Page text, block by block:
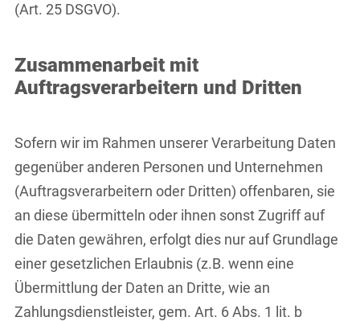
(Art. 25 DSGVO).
Zusammenarbeit mit
Auftragsverarbeitern und Dritten
Sofern wir im Rahmen unserer Verarbeitung Daten
gegenüber anderen Personen und Unternehmen
(Auftragsverarbeitern oder Dritten) offenbaren, sie
an diese übermitteln oder ihnen sonst Zugriff auf
die Daten gewähren, erfolgt dies nur auf Grundlage
einer gesetzlichen Erlaubnis (z.B. wenn eine
Übermittlung der Daten an Dritte, wie an
Zahlungsdienstleister, gem. Art. 6 Abs. 1 lit. b